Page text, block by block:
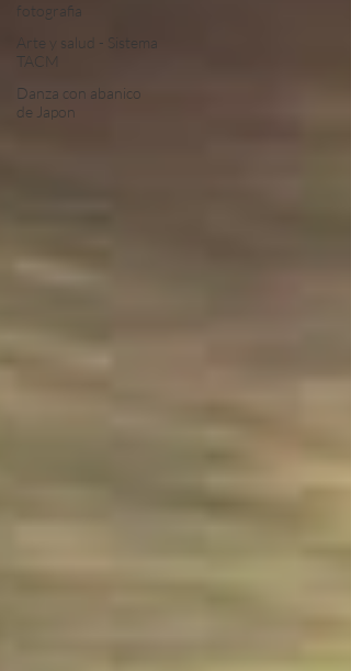
fotografia
Arte y salud - Sistema
TACM
Danza con abanico
de Japon